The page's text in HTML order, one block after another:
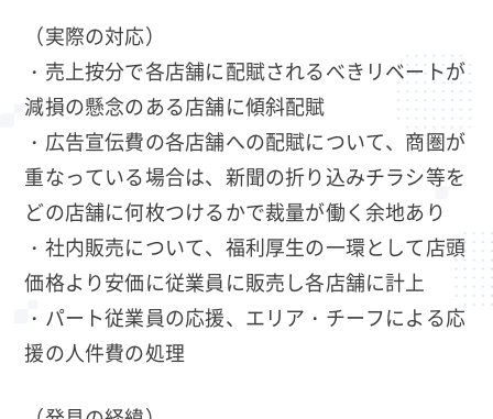
（実際の対応）
・売上按分で各店舗に配賦されるべきリベートが
減損の懸念のある店舗に傾斜配賦
・広告宣伝費の各店舗への配賦について、商圏が
重なっている場合は、新聞の折り込みチラシ等を
どの店舗に何枚つけるかで裁量が働く余地あり
・社内販売について、福利厚生の一環として店頭
価格より安価に従業員に販売し各店舗に計上
・パート従業員の応援、エリア・チーフによる応
援の人件費の処理